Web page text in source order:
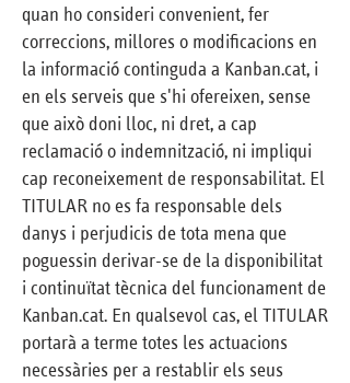
quan ho consideri convenient, fer
correccions, millores o modificacions en
la informació continguda a Kanban.cat, i
en els serveis que s'hi ofereixen, sense
que això doni lloc, ni dret, a cap
reclamació o indemnització, ni impliqui
cap reconeixement de responsabilitat. El
TITULAR no es fa responsable dels
danys i perjudicis de tota mena que
poguessin derivar-se de la disponibilitat
i continuïtat tècnica del funcionament de
Kanban.cat. En qualsevol cas, el TITULAR
portarà a terme totes les actuacions
necessàries per a restablir els seus